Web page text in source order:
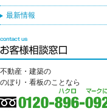
最新情報
不動産・建築の
のぼり・看板のことなら